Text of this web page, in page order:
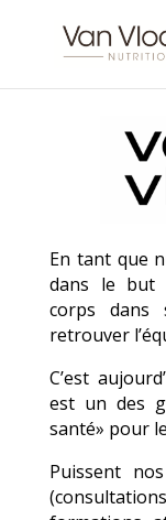
En tant que
dans le but
corps
retrouver
C’est
est un des
santé» pour
Puissent